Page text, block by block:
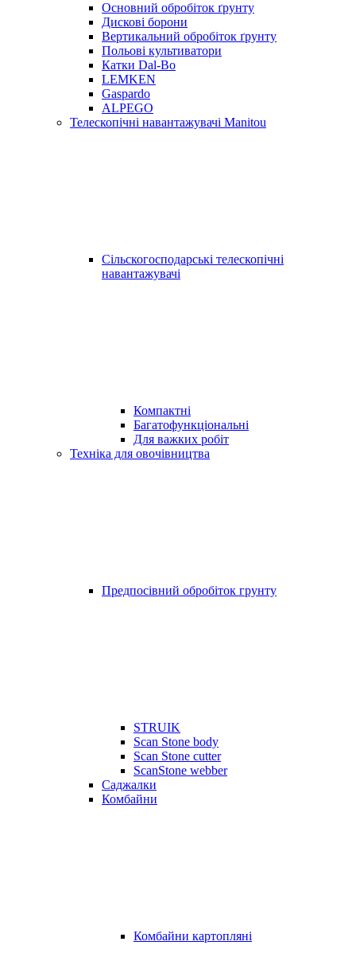
Основний обробіток ґрунту
Дискові борони
Вертикальний обробіток ґрунту
Польові культиватори
Катки Dal-Bo
LEMKEN
Gaspardo
ALPEGO
Телескопічні навантажувачі Manitou
Сільскогосподарські телескопічні
навантажувачі
Компактні
Багатофункціональні
Для важких робіт
Техніка для овочівництва
Предпосівний обробіток грунту
STRUIK
Scan Stone body
Scan Stone cutter
ScanStone webber
Саджалки
Комбайни
Комбайни картопляні